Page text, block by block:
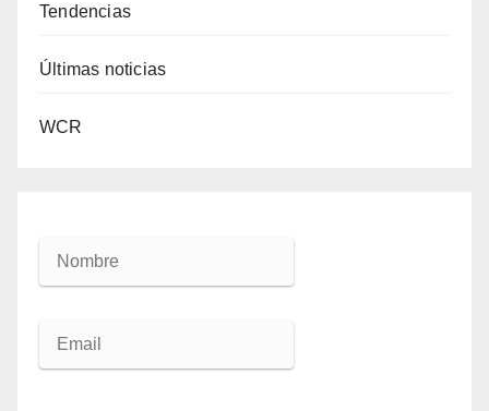
Tendencias
Últimas noticias
WCR